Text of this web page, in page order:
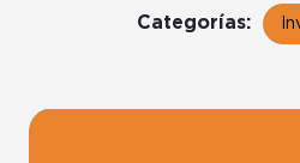
Categorías: